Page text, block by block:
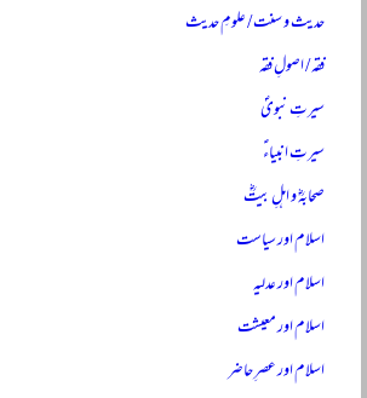
حدیث و سنت / علومِ حدیث
فقہ / اصولِ فقہ
سیرتِ نبویؐ
سیرتِ انبیاءؑ
صحابہؓ و اہلِ بیتؓ
اسلام اور سیاست
اسلام اور عدلیہ
اسلام اور معیشت
اسلام اور عصرِ حاضر